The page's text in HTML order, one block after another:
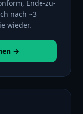
Ende-zu-
nach ~3
wieder.
→